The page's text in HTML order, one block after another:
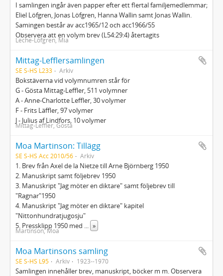
I samlingen ingår även papper efter ett flertal familjemedlemmar;
Eliel Löfgren, Jonas Löfgren, Hanna Wallin samt Jonas Wallin.
Samingen består av acc1965/12 och acc1966/55
Observera att en volym brev (L54:29:4) återtagits
Leche-Löfgren, Mia
Mittag-Lefflersamlingen
SE S-HS L233 Arkiv
Bokstäverna vid volymnumren står för
G - Gösta Mittag-Leffler, 511 volymner
A - Anne-Charlotte Leffler, 30 volymer
F - Frits Läffler, 97 volymer
J - Julius af Lindfors, 10 volymer
Mittag-Leffler, Gösta
Moa Martinson: Tillägg
SE S-HS Acc 2010/56 Arkiv
1. Brev från Axel de la Nietze till Arne Björnberg 1950
2. Manuskript samt följebrev 1950
3. Manuskript "Jag möter en diktare" samt följebrev till
"Ragnar"1950
4. Manuskript "Jag möter en diktare" kapitel
"Nittonhundratjugosju"
5. Pressklipp 1950 med ... »
Martinson, Moa
Moa Martinsons samling
SE S-HS L95 Arkiv 1923--1970
Samlingen innehåller brev, manuskript, böcker m m. Observera